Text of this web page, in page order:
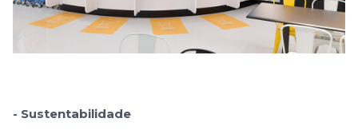
- Sustentabilidade